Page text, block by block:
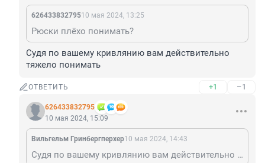
62643383279510 мая 2024, 13:25
Рюски плёхо понимать?
Судя по вашему кривлянию вам действительно
тяжело понимать
ОТВЕТИТЬ +1 –1
626433832795
10 мая 2024, 15:09
Вильгельм Гринбергперхер10 мая 2024, 14:43
Судя по вашему кривлянию вам действительно тяжело понимать